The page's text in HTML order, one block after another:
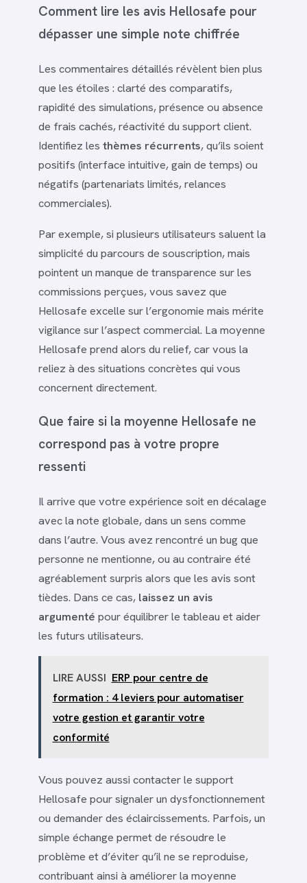
Comment lire les avis Hellosafe pour
dépasser une simple note chiffrée
Les commentaires détaillés révèlent bien plus
que les étoiles : clarté des comparatifs,
rapidité des simulations, présence ou absence
de frais cachés, réactivité du support client.
Identifiez les thèmes récurrents, qu’ils soient
positifs (interface intuitive, gain de temps) ou
négatifs (partenariats limités, relances
commerciales).
Par exemple, si plusieurs utilisateurs saluent la
simplicité du parcours de souscription, mais
pointent un manque de transparence sur les
commissions perçues, vous savez que
Hellosafe excelle sur l’ergonomie mais mérite
vigilance sur l’aspect commercial. La moyenne
Hellosafe prend alors du relief, car vous la
reliez à des situations concrètes qui vous
concernent directement.
Que faire si la moyenne Hellosafe ne
correspond pas à votre propre
ressenti
Il arrive que votre expérience soit en décalage
avec la note globale, dans un sens comme
dans l’autre. Vous avez rencontré un bug que
personne ne mentionne, ou au contraire été
agréablement surpris alors que les avis sont
tièdes. Dans ce cas, laissez un avis
argumenté pour équilibrer le tableau et aider
les futurs utilisateurs.
LIRE AUSSI ERP pour centre de
formation : 4 leviers pour automatiser
votre gestion et garantir votre
conformité
Vous pouvez aussi contacter le support
Hellosafe pour signaler un dysfonctionnement
ou demander des éclaircissements. Parfois, un
simple échange permet de résoudre le
problème et d’éviter qu’il ne se reproduise,
contribuant ainsi à améliorer la moyenne